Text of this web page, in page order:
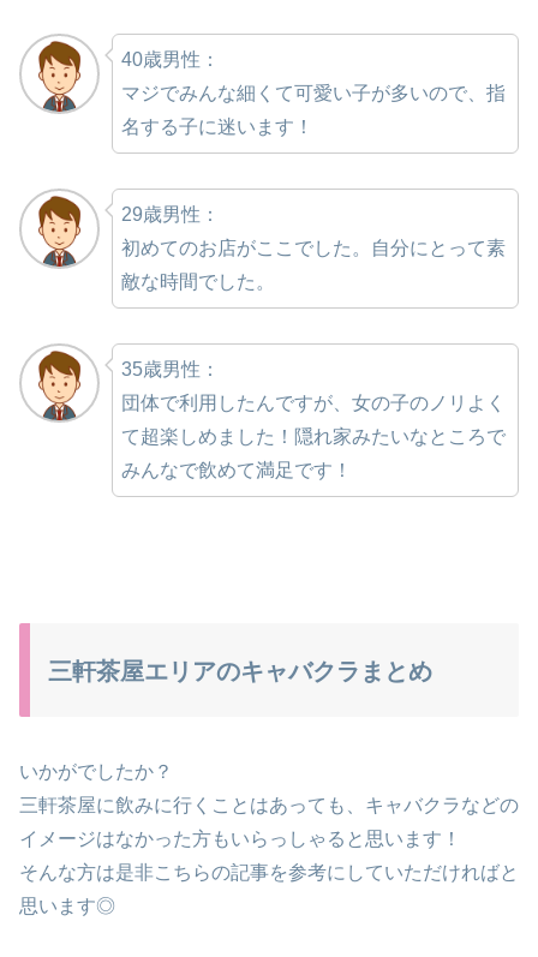
40歳男性：
マジでみんな細くて可愛い子が多いので、指
名する子に迷います！
29歳男性：
初めてのお店がここでした。自分にとって素
敵な時間でした。
35歳男性：
団体で利用したんですが、女の子のノリよく
て超楽しめました！隠れ家みたいなところで
みんなで飲めて満足です！
三軒茶屋エリアのキャバクラまとめ
いかがでしたか？
三軒茶屋に飲みに行くことはあっても、キャバクラなどの
イメージはなかった方もいらっしゃると思います！
そんな方は是非こちらの記事を参考にしていただければと
思います◎